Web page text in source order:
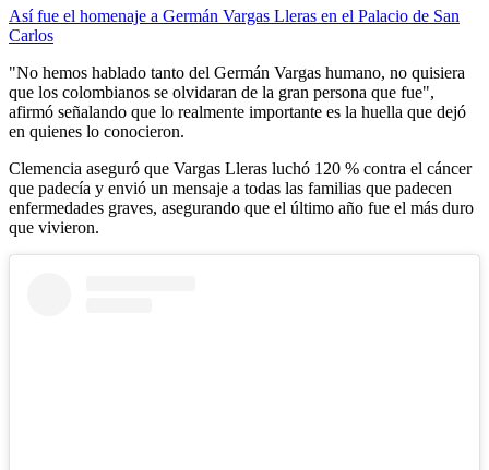
Así fue el homenaje a Germán Vargas Lleras en el Palacio de San
Carlos
"No hemos hablado tanto del Germán Vargas humano, no quisiera
que los colombianos se olvidaran de la gran persona que fue",
afirmó señalando que lo realmente importante es la huella que dejó
en quienes lo conocieron.
Clemencia aseguró que Vargas Lleras luchó 120 % contra el cáncer
que padecía y envió un mensaje a todas las familias que padecen
enfermedades graves, asegurando que el último año fue el más duro
que vivieron.